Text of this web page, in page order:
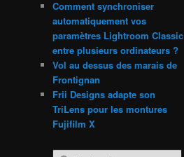
Comment synchroniser
automatiquement vos
paramètres Lightroom Classic
entre plusieurs ordinateurs ?
Vol au dessus des marais de
Frontignan
Frii Designs adapte son
TriLens pour les montures
Fujifilm X